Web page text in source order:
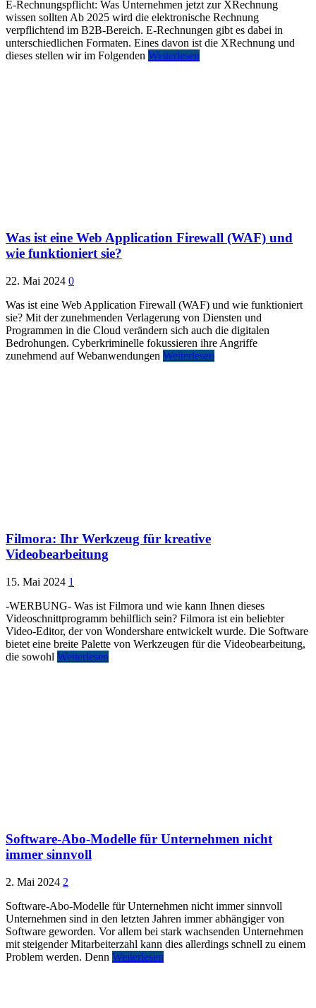
E-Rechnungspflicht: Was Unternehmen jetzt zur XRechnung
wissen sollten Ab 2025 wird die elektronische Rechnung
verpflichtend im B2B-Bereich. E-Rechnungen gibt es dabei in
unterschiedlichen Formaten. Eines davon ist die XRechnung und
dieses stellen wir im Folgenden Weiterlesen
Was ist eine Web Application Firewall (WAF) und
wie funktioniert sie?
22. Mai 2024 0
Was ist eine Web Application Firewall (WAF) und wie funktioniert
sie? Mit der zunehmenden Verlagerung von Diensten und
Programmen in die Cloud verändern sich auch die digitalen
Bedrohungen. Cyberkriminelle fokussieren ihre Angriffe
zunehmend auf Webanwendungen Weiterlesen
Filmora: Ihr Werkzeug für kreative
Videobearbeitung
15. Mai 2024 1
-WERBUNG- Was ist Filmora und wie kann Ihnen dieses
Videoschnittprogramm behilflich sein? Filmora ist ein beliebter
Video-Editor, der von Wondershare entwickelt wurde. Die Software
bietet eine breite Palette von Werkzeugen für die Videobearbeitung,
die sowohl Weiterlesen
Software-Abo-Modelle für Unternehmen nicht
immer sinnvoll
2. Mai 2024 2
Software-Abo-Modelle für Unternehmen nicht immer sinnvoll
Unternehmen sind in den letzten Jahren immer abhängiger von
Software geworden. Vor allem bei stark wachsenden Unternehmen
mit steigender Mitarbeiterzahl kann dies allerdings schnell zu einem
Problem werden. Denn Weiterlesen